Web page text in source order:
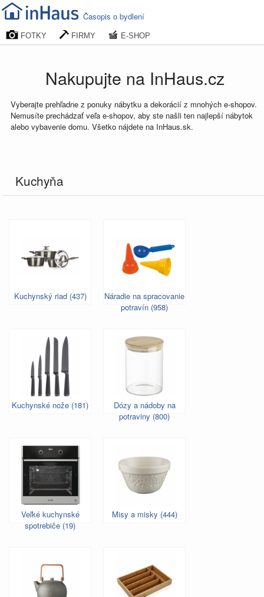
Časopis o bydlení
FOTKY FIRMY E-SHOP
Nakupujte na InHaus.cz
Vyberajte prehľadne z ponuky nábytku a dekorácií z mnohých e-shopov.
Nemusíte prechádzať veľa e-shopov, aby ste našli ten najlepší nábytok
alebo vybavenie domu. Všetko nájdete na InHaus.sk.
Kuchyňa
Kuchynský riad (437)
Náradie na spracovanie
potravín (958)
Kuchynské nože (181)
Dózy a nádoby na
potraviny (800)
Veľké kuchynské
spotrebiče (19)
Misy a misky (444)